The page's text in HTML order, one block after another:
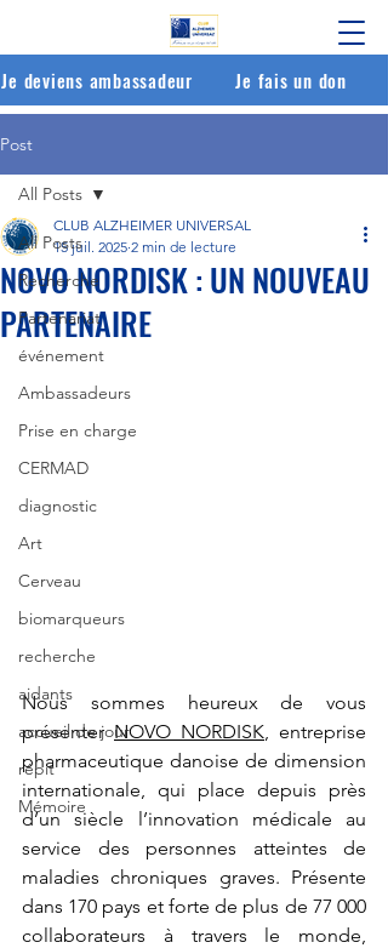
Je fais un don
Je deviens ambassadeur
Post
All Posts
Recherche
Partenariat
événement
Ambassadeurs
Prise en charge
CERMAD
diagnostic
Art
Cerveau
biomarqueurs
recherche
aidants
accueil de jour
répit
Mémoire
All Posts
NOVO NORDISK : UN NOUVEAU
PARTENAIRE
CLUB ALZHEIMER UNIVERSAL
15 juil. 2025 2 min de lecture
Nous sommes heureux de vous
présenter NOVO NORDISK , entreprise
pharmaceutique danoise de dimension
internationale, qui place depuis près
d’un siècle l’innovation médicale au
service des personnes atteintes de
maladies chroniques graves. Présente
dans 170 pays et forte de plus de 77 000
collaborateurs à travers le monde,